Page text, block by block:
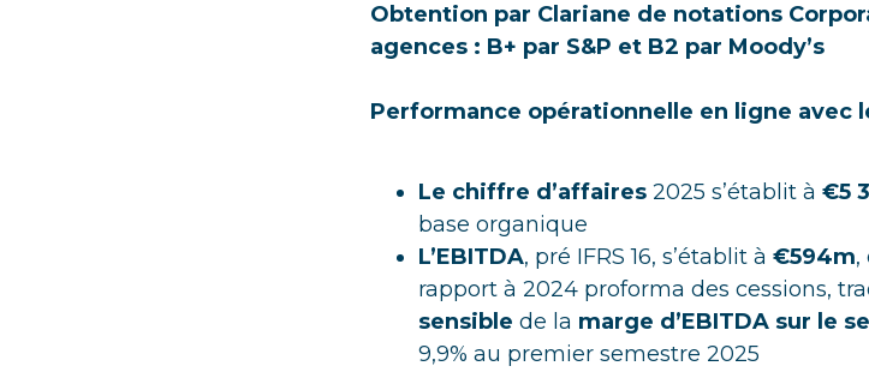
Obtention par Clariane de notations
agences : B+ par S&P et B2 par Moody’s
Performance opérationnelle en ligne avec
Le chiffre d’affaires 2025 s’établit à €5
base organique
L’EBITDA, pré IFRS 16, s’établit à €594m,
rapport à 2024 proforma des cessions,
sensible de la marge d’EBITDA sur le
9,9% au premier semestre 2025